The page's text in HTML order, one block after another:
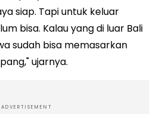
siap. Tapi untuk keluar
bisa. Kalau yang di luar Bali
sudah bisa memasarkan
ujarnya.
ADVERTISEMENT